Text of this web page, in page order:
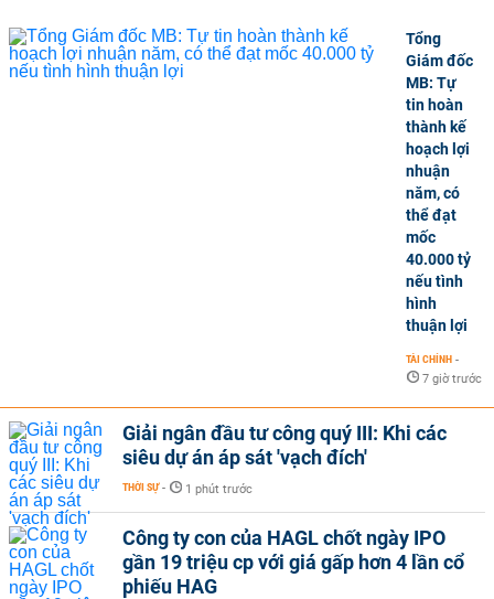
Tổng
Giám đốc
MB: Tự
tin hoàn
thành kế
hoạch lợi
nhuận
năm, có
thể đạt
mốc
40.000 tỷ
nếu tình
hình
thuận lợi
TÀI CHÍNH -
7 giờ trước
Giải ngân đầu tư công quý III: Khi các
siêu dự án áp sát 'vạch đích'
THỜI SỰ - 1 phút trước
Công ty con của HAGL chốt ngày IPO
gần 19 triệu cp với giá gấp hơn 4 lần cổ
phiếu HAG